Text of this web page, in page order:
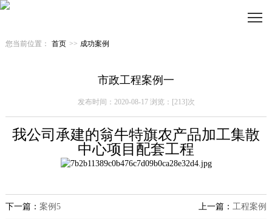
您当前位置： 首页 >> 成功案例
市政工程案例一
发布时间：2020-08-17 浏览：[213]次
我公司承建的翁牛特旗农产品加工集散
中心项目配套工程
上一篇：工程案例
下一篇： 案例5